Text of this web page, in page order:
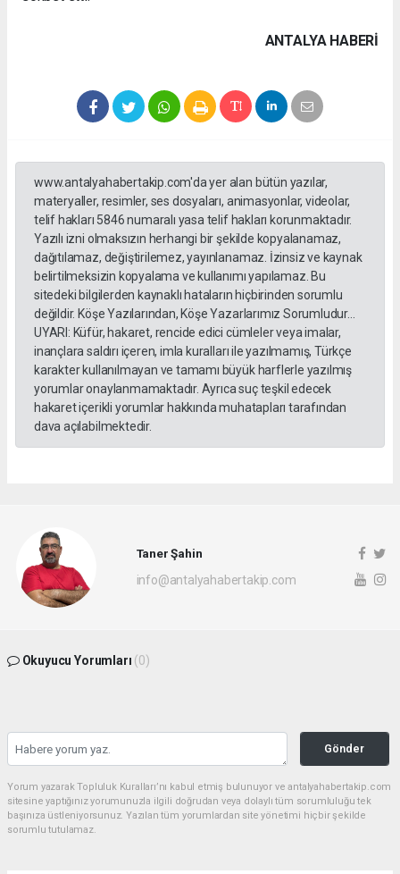
ANTALYA HABERİ
www.antalyahabertakip.com'da yer alan bütün yazılar,
materyaller, resimler, ses dosyaları, animasyonlar, videolar,
telif hakları 5846 numaralı yasa telif hakları korunmaktadır.
Yazılı izni olmaksızın herhangi bir şekilde kopyalanamaz,
dağıtılamaz, değiştirilemez, yayınlanamaz. İzinsiz ve kaynak
belirtilmeksizin kopyalama ve kullanımı yapılamaz. Bu
sitedeki bilgilerden kaynaklı hataların hiçbirinden sorumlu
değildir. Köşe Yazılarından, Köşe Yazarlarımız Sorumludur...
UYARI: Küfür, hakaret, rencide edici cümleler veya imalar,
inançlara saldırı içeren, imla kuralları ile yazılmamış, Türkçe
karakter kullanılmayan ve tamamı büyük harflerle yazılmış
yorumlar onaylanmamaktadır. Ayrıca suç teşkil edecek
hakaret içerikli yorumlar hakkında muhatapları tarafından
dava açılabilmektedir.
Taner Şahin
info@antalyahabertakip.com
Okuyucu Yorumları (0)
Gönder
Yorum yazarak Topluluk Kuralları’nı kabul etmiş bulunuyor ve antalyahabertakip.com
sitesine yaptığınız yorumunuzla ilgili doğrudan veya dolaylı tüm sorumluluğu tek
başınıza üstleniyorsunuz. Yazılan tüm yorumlardan site yönetimi hiçbir şekilde
sorumlu tutulamaz.